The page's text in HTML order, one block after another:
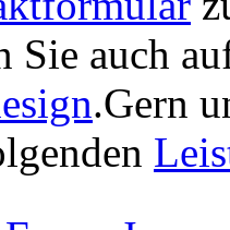
Sie auch
.Gern